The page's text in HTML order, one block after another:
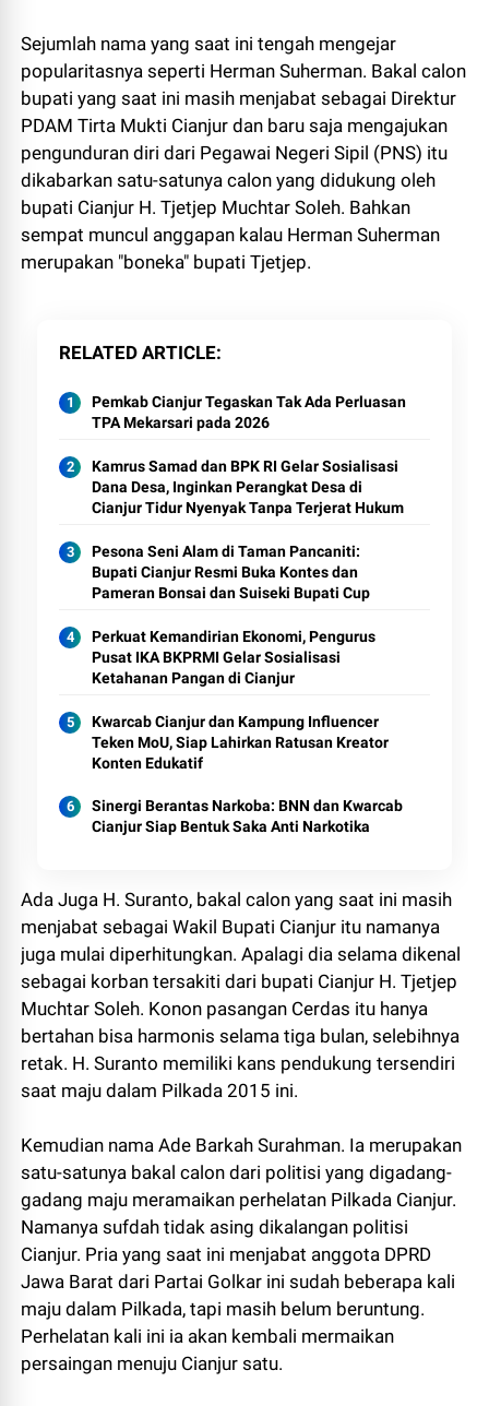
Sejumlah nama yang saat ini tengah mengejar
popularitasnya seperti Herman Suherman. Bakal calon
bupati yang saat ini masih menjabat sebagai Direktur
PDAM Tirta Mukti Cianjur dan baru saja mengajukan
pengunduran diri dari Pegawai Negeri Sipil (PNS) itu
dikabarkan satu-satunya calon yang didukung oleh
bupati Cianjur H. Tjetjep Muchtar Soleh. Bahkan
sempat muncul anggapan kalau Herman Suherman
merupakan "boneka" bupati Tjetjep.
RELATED ARTICLE
Pemkab Cianjur Tegaskan Tak Ada Perluasan
TPA Mekarsari pada 2026
Kamrus Samad dan BPK RI Gelar Sosialisasi
Dana Desa, Inginkan Perangkat Desa di
Cianjur Tidur Nyenyak Tanpa Terjerat Hukum
Pesona Seni Alam di Taman Pancaniti:
Bupati Cianjur Resmi Buka Kontes dan
Pameran Bonsai dan Suiseki Bupati Cup
Perkuat Kemandirian Ekonomi, Pengurus
Pusat IKA BKPRMI Gelar Sosialisasi
Ketahanan Pangan di Cianjur
Kwarcab Cianjur dan Kampung Influencer
Teken MoU, Siap Lahirkan Ratusan Kreator
Konten Edukatif
Sinergi Berantas Narkoba: BNN dan Kwarcab
Cianjur Siap Bentuk Saka Anti Narkotika
Ada Juga H. Suranto, bakal calon yang saat ini masih
menjabat sebagai Wakil Bupati Cianjur itu namanya
juga mulai diperhitungkan. Apalagi dia selama dikenal
sebagai korban tersakiti dari bupati Cianjur H. Tjetjep
Muchtar Soleh. Konon pasangan Cerdas itu hanya
bertahan bisa harmonis selama tiga bulan, selebihnya
retak. H. Suranto memiliki kans pendukung tersendiri
saat maju dalam Pilkada 2015 ini.
Kemudian nama Ade Barkah Surahman. Ia merupakan
satu-satunya bakal calon dari politisi yang digadang-
gadang maju meramaikan perhelatan Pilkada Cianjur.
Namanya sufdah tidak asing dikalangan politisi
Cianjur. Pria yang saat ini menjabat anggota DPRD
Jawa Barat dari Partai Golkar ini sudah beberapa kali
maju dalam Pilkada, tapi masih belum beruntung.
Perhelatan kali ini ia akan kembali mermaikan
persaingan menuju Cianjur satu.